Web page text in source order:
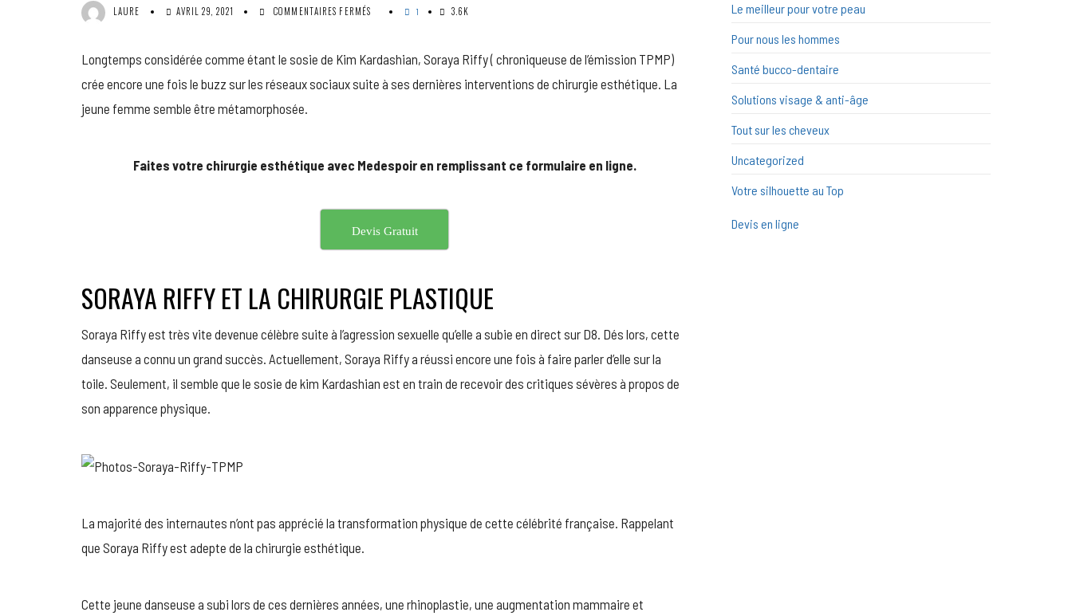
LAURE AVRIL 29, 2021 COMMENTAIRES FERMÉS
LYNCHÉE
SES
1 3.6K
Longtemps considérée comme étant le sosie de Kim Kardashian, Soraya Riffy ( chroniqueuse de l’émission TPMP)
crée encore une fois le buzz sur les réseaux sociaux suite à ses dernières interventions de chirurgie esthétique. La
jeune femme semble être métamorphosée.
Faites votre chirurgie esthétique avec Medespoir en remplissant ce formulaire en ligne.
Devis Gratuit
SORAYA RIFFY ET LA CHIRURGIE PLASTIQUE
Soraya Riffy est très vite devenue célèbre suite à l’agression sexuelle qu’elle a subie en direct sur D8. Dés lors, cette
danseuse a connu un grand succès. Actuellement, Soraya Riffy a réussi encore une fois à faire parler d’elle sur la
toile. Seulement, il semble que le sosie de kim Kardashian est en train de recevoir des critiques sévères à propos de
son apparence physique.
La majorité des internautes n’ont pas apprécié la transformation physique de cette célébrité française. Rappelant
que Soraya Riffy est adepte de la chirurgie esthétique.
Cette jeune danseuse a subi lors de ces dernières années, une rhinoplastie, une augmentation mammaire et
Le meilleur pour votre peau
Pour nous les hommes
Santé bucco-dentaire
Solutions visage & anti-âge
Tout sur les cheveux
Uncategorized
Votre silhouette au Top
Devis en ligne